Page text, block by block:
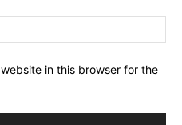
in this browser for the